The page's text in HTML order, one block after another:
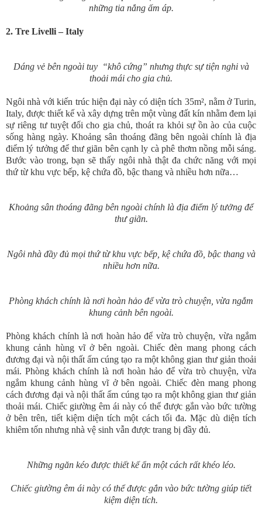
những tia nắng ấm áp.
2. Tre Livelli – Italy
Dáng vẻ bên ngoài tuy “khô cứng” nhưng thực sự tiện nghi và
thoải mái cho gia chủ.
Ngôi nhà với kiến trúc hiện đại này có diện tích 35m², nằm ở Turin,
Italy, được thiết kế và xây dựng trên một vùng đất kín nhằm đem lại
sự riêng tư tuyệt đối cho gia chủ, thoát ra khỏi sự ồn ào của cuộc
sống hàng ngày. Khoảng sân thoáng đãng bên ngoài chính là địa
điểm lý tưởng để thư giãn bên cạnh ly cà phê thơm nồng mỗi sáng.
Bước vào trong, bạn sẽ thấy ngôi nhà thật đa chức năng với mọi
thứ từ khu vực bếp, kệ chứa đồ, bậc thang và nhiều hơn nữa…
Khoảng sân thoáng đãng bên ngoài chính là địa điểm lý tưởng để
thư giãn.
Ngôi nhà đầy đủ mọi thứ từ khu vực bếp, kệ chứa đồ, bậc thang và
nhiều hơn nữa.
Phòng khách chính là nơi hoàn hảo để vừa trò chuyện, vừa ngắm
khung cảnh bên ngoài.
Phòng khách chính là nơi hoàn hảo để vừa trò chuyện, vừa ngắm
khung cảnh hùng vĩ ở bên ngoài. Chiếc đèn mang phong cách
đương đại và nội thất ấm cúng tạo ra một không gian thư giản thoải
mái. Phòng khách chính là nơi hoàn hảo để vừa trò chuyện, vừa
ngắm khung cảnh hùng vĩ ở bên ngoài. Chiếc đèn mang phong
cách đương đại và nội thất ấm cúng tạo ra một không gian thư giản
thoải mái. Chiếc giường êm ái này có thể được gắn vào bức tường
ở bên trên, tiết kiệm diện tích một cách tối đa. Mặc dù diện tích
khiêm tốn nhưng nhà vệ sinh vẫn được trang bị đầy đủ.
Những ngăn kéo được thiết kế ẩn một cách rất khéo léo.
Chiếc giường êm ái này có thể được gắn vào bức tường giúp tiết
kiệm diện tích.